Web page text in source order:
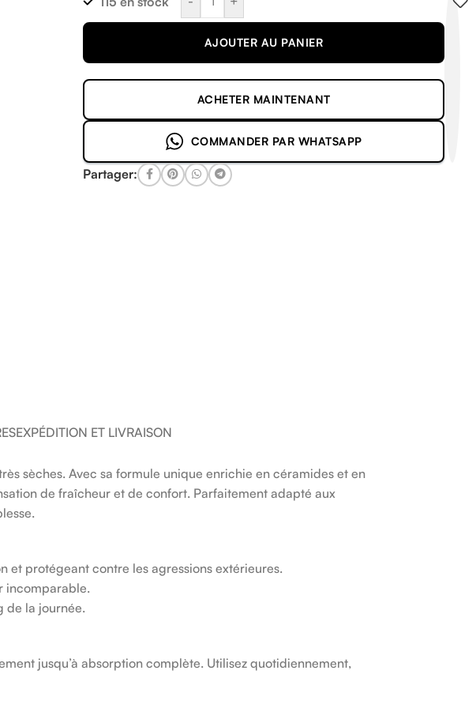
AJOUTER AU PANIER
ACHETER MAINTENANT
COMMANDER PAR WHATSAPP
Partager:
EXPÉDITION ET LIVRAISON
sèches. Avec sa formule unique enrichie en céramides et en
de fraîcheur et de confort. Parfaitement adapté aux
et protégeant contre les agressions extérieures.
incomparable.
de la journée.
jusqu’à absorption complète. Utilisez quotidiennement,